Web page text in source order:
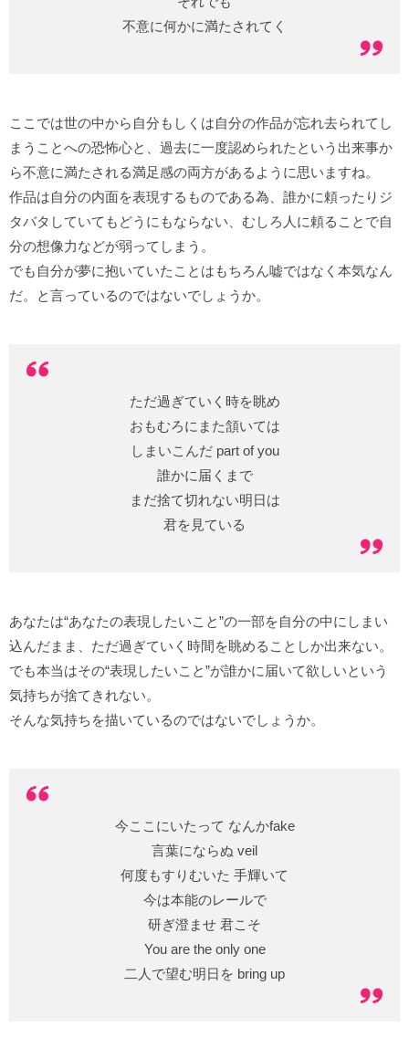
不意に何かに満たされてく
ここでは世の中から自分もしくは自分の作品が忘れ去られてし
まうことへの恐怖心と、過去に一度認められたという出来事か
ら不意に満たされる満足感の両方があるように思いますね。
作品は自分の内面を表現するものである為、誰かに頼ったりジ
タバタしていてもどうにもならない、むしろ人に頼ることで自
分の想像力などが弱ってしまう。
でも自分が夢に抱いていたことはもちろん嘘ではなく本気なん
だ。と言っているのではないでしょうか。
ただ過ぎていく時を眺め
おもむろにまた頷いては
しまいこんだ part of you
誰かに届くまで
まだ捨て切れない明日は
君を見ている
あなたは“あなたの表現したいこと”の一部を自分の中にしまい
込んだまま、ただ過ぎていく時間を眺めることしか出来ない。
でも本当はその“表現したいこと”が誰かに届いて欲しいという
気持ちが捨てきれない。
そんな気持ちを描いているのではないでしょうか。
今ここにいたって なんかfake
言葉にならぬ veil
何度もすりむいた 手輝いて
今は本能のレールで
研ぎ澄ませ 君こそ
You are the only one
二人で望む明日を bring up